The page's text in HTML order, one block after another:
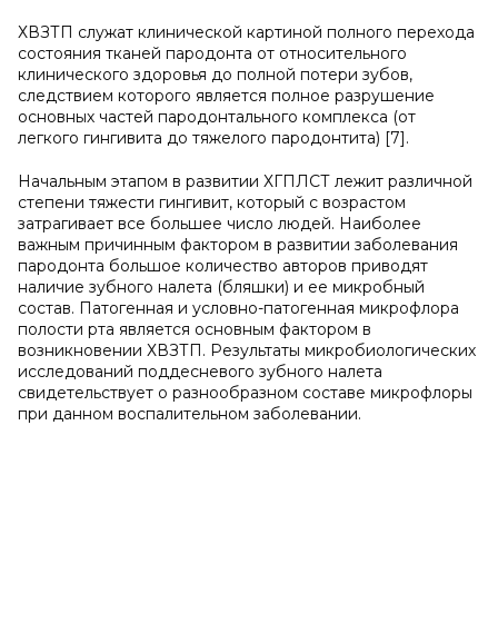
ХВЗТП служат клинической картиной полного перехода
состояния тканей пародонта от относительного
клинического здоровья до полной потери зубов,
следствием которого является полное разрушение
основных частей пародонтального комплекса (от
легкого гингивита до тяжелого пародонтита) [7].
Начальным этапом в развитии ХГПЛСТ лежит различной
степени тяжести гингивит, который с возрастом
затрагивает все большее число людей. Наиболее
важным причинным фактором в развитии заболевания
пародонта большое количество авторов приводят
наличие зубного налета (бляшки) и ее микробный
состав. Патогенная и условно-патогенная микрофлора
полости рта является основным фактором в
возникновении ХВЗТП. Результаты микробиологических
исследований поддесневого зубного налета
свидетельствует о разнообразном составе микрофлоры
при данном воспалительном заболевании.